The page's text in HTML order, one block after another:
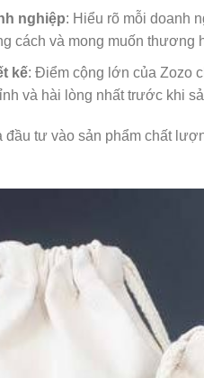
nghiệp: Hiểu rõ mỗi doanh
cách và mong muốn thương
kế: Điểm cộng lớn của Zozo
và hài lòng nhất trước khi
tư vào sản phẩm chất